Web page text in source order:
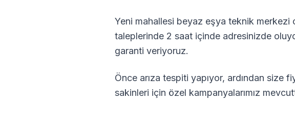
Yeni mahallesi beyaz eşya teknik merkezi
taleplerinde 2 saat içinde adresinizde
garanti veriyoruz.
Önce arıza tespiti yapıyor, ardından size
sakinleri için özel kampanyalarımız